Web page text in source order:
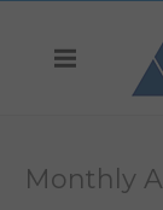
Monthly